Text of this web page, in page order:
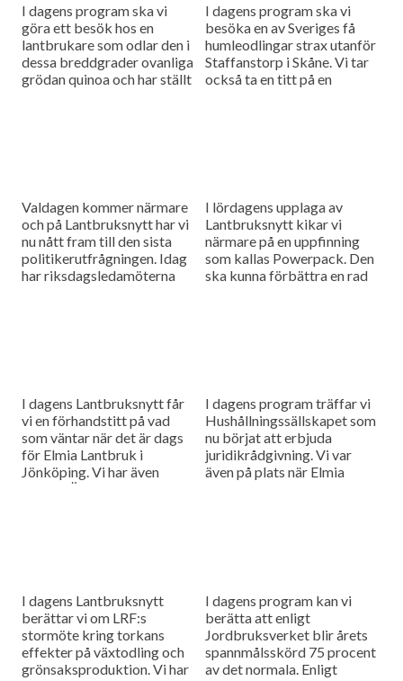
I dagens program ska vi
göra ett besök hos en
lantbrukare som odlar den i
dessa breddgrader ovanliga
grödan quinoa och har ställt
I dagens program ska vi
besöka en av Sveriges få
humleodlingar strax utanför
Staffanstorp i Skåne. Vi tar
också ta en titt på en
Valdagen kommer närmare
och på Lantbruksnytt har vi
nu nått fram till den sista
politikerutfrågningen. Idag
har riksdagsledamöterna
I lördagens upplaga av
Lantbruksnytt kikar vi
närmare på en uppfinning
som kallas Powerpack. Den
ska kunna förbättra en rad
I dagens Lantbruksnytt får
vi en förhandstitt på vad
som väntar när det är dags
för Elmia Lantbruk i
Jönköping. Vi har även
besökt Övedsklosters gods
I dagens program träffar vi
Hushållningssällskapet som
nu börjat att erbjuda
juridikrådgivning. Vi var
även på plats när Elmia
I dagens Lantbruksnytt
berättar vi om LRF:s
stormöte kring torkans
effekter på växtodling och
grönsaksproduktion. Vi har
I dagens program kan vi
berätta att enligt
Jordbruksverket blir årets
spannmålsskörd 75 procent
av det normala. Enligt